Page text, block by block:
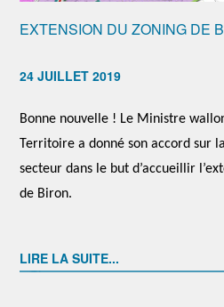
EXTENSION DU ZONING DE
24 JUILLET 2019
Bonne nouvelle ! Le Ministre
Territoire a donné son accord sur
secteur dans le but d’accueillir
de Biron.
LIRE LA SUITE...